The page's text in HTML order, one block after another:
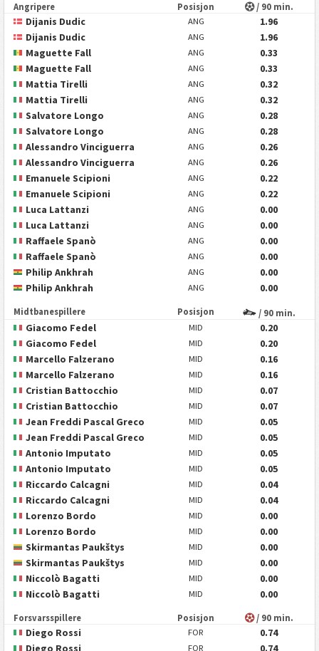
Angripere Posisjon / 90 min.
Dijanis Dudic ANG
1.96
Dijanis Dudic
ANG
1.96
Maguette Fall
ANG
0.33
Maguette Fall
ANG
0.33
Mattia Tirelli
ANG
0.32
Mattia Tirelli
ANG
0.32
Salvatore Longo
ANG
0.28
Salvatore Longo
ANG
0.28
Alessandro Vinciguerra
ANG
0.26
Alessandro Vinciguerra
ANG
0.26
Emanuele Scipioni
ANG
0.22
Emanuele Scipioni
ANG
0.22
Luca Lattanzi
ANG
0.00
Luca Lattanzi
ANG
0.00
Raffaele Spanò
ANG
0.00
Raffaele Spanò
ANG
0.00
Philip Ankhrah
ANG
0.00
Philip Ankhrah
ANG 0.00
Midtbanespillere Posisjon / 90 min.
Giacomo Fedel MID
0.20
Giacomo Fedel
MID
0.20
Marcello Falzerano
MID
0.16
Marcello Falzerano
MID
0.16
Cristian Battocchio
MID
0.07
Cristian Battocchio
MID
0.07
Jean Freddi Pascal Greco
MID
0.05
Jean Freddi Pascal Greco
MID
0.05
Antonio Imputato
MID
0.05
Antonio Imputato
MID
0.05
Riccardo Calcagni
MID
0.04
Riccardo Calcagni
MID
0.04
Lorenzo Bordo
MID
0.00
Lorenzo Bordo
MID
0.00
Skirmantas Paukštys
MID
0.00
Skirmantas Paukštys
MID
0.00
Niccolò Bagatti
MID
0.00
Niccolò Bagatti
MID 0.00
Forsvarsspillere Posisjon / 90 min.
Diego Rossi FOR
0.74
Diego Rossi
FOR 0.74